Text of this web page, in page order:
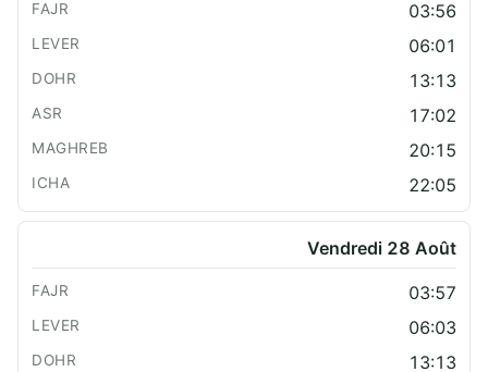
03:56
06:01
13:13
17:02
20:15
22:05
Vendredi 28 Août
03:57
06:03
13:13